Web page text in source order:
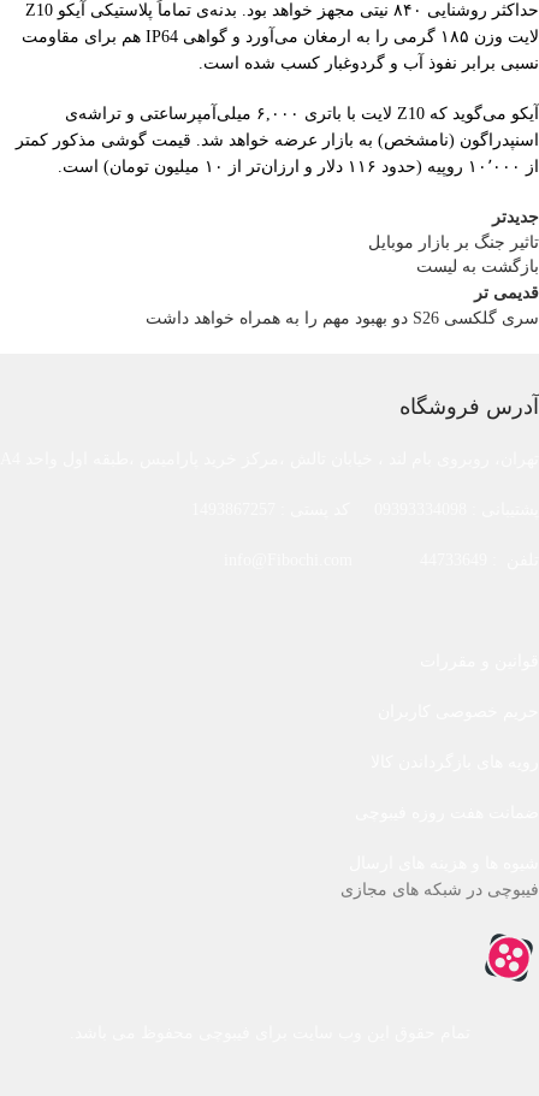
حداکثر روشنایی ۸۴۰ نیتی مجهز خواهد بود. بدنه‌ی تماماً پلاستیکی آیکو Z10
لایت وزن ۱۸۵ گرمی را به‌ ارمغان می‌آورد و گواهی IP64 هم برای مقاومت
نسبی برابر نفوذ آب و گردوغبار کسب شده است.
آیکو می‌گوید که Z10 لایت با باتری ۶,۰۰۰ میلی‌آمپرساعتی و تراشه‌ی
اسنپدراگون (نامشخص) به بازار عرضه خواهد شد. قیمت گوشی مذکور کمتر
از ۱۰٬۰۰۰ روپیه (حدود ۱۱۶ دلار و ارزان‌تر از ۱۰ میلیون تومان) است.
جدیدتر
تاثیر جنگ بر بازار موبایل
بازگشت به لیست
قدیمی تر
سری گلکسی S26 دو بهبود مهم را به همراه خواهد داشت
آدرس فروشگاه
فیبوچی در شبکه های مجازی